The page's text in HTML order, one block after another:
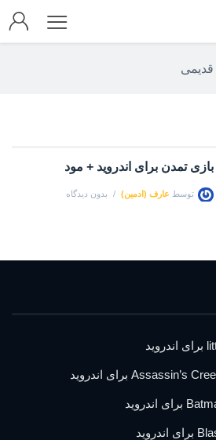
بازی تمدن برای اندروید + مود
توسط عارف (ادمین) بدون دیدگاه